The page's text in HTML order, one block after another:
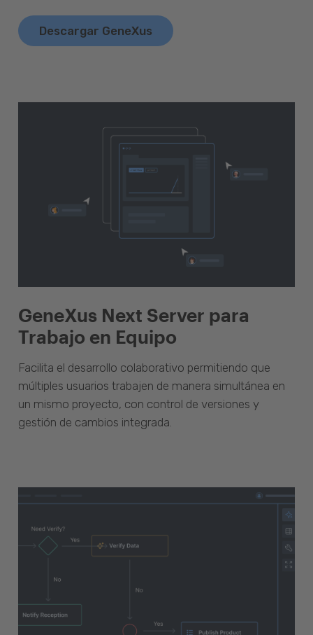
Descargar GeneXus
GeneXus Next Server para
Trabajo en Equipo
Facilita el desarrollo colaborativo permitiendo que
múltiples usuarios trabajen de manera simultánea en
un mismo proyecto, con control de versiones y
gestión de cambios integrada.